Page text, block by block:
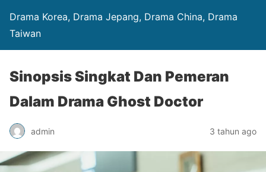
Drama Korea, Drama Jepang, Drama China, Drama
Taiwan
Sinopsis Singkat Dan Pemeran
Dalam Drama Ghost Doctor
admin 3 tahun ago